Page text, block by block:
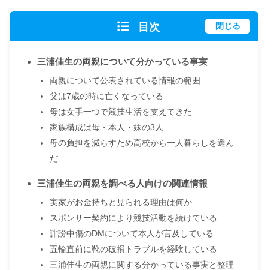
目次 閉じる
三浦佳生の両親について分かっている事実
両親について公表されている情報の範囲
父は7歳の時に亡くなっている
母は女手一つで競技生活を支えてきた
家族構成は母・本人・妹の3人
母の負担を減らすため高校から一人暮らしを選ん
だ
三浦佳生の両親を調べる人向けの関連情報
実家がお金持ちと見られる理由は何か
スポンサー契約により競技活動を続けている
誹謗中傷のDMについて本人が言及している
五輪直前に靴の破損トラブルを経験している
三浦佳生の両親に関する分かっている事実と整理